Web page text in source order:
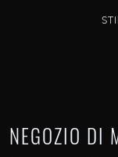
NEGOZIO DI